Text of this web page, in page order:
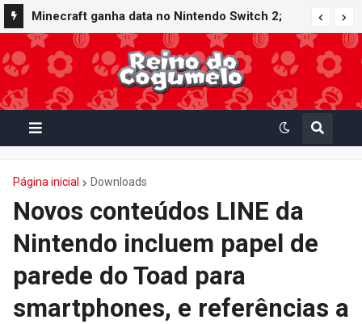
Minecraft ganha data no Nintendo Switch 2;
Super Mario Mash-Up receberá atualização
gráfica exclusiva
Página inicial Downloads
Novos conteúdos LINE da
Nintendo incluem papel de
parede do Toad para
smartphones, e referências a